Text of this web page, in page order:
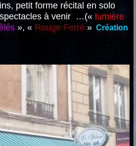
petit forme récital en solo
à venir …(« lumière
», « Rouge Ferré » Création